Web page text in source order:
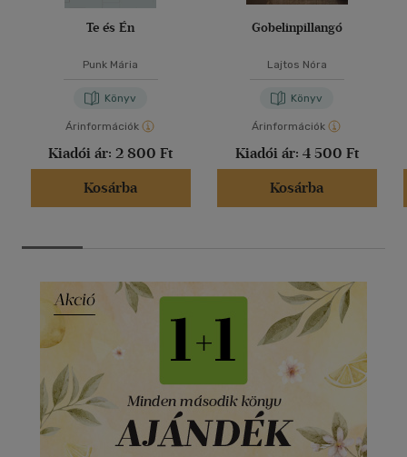
Te és Én
Punk Mária
Könyv
Árinformációk
Kiadói ár: 2 800 Ft
Kosárba
Gobelinpillangó
Lajtos Nóra
Könyv
Árinformációk
Kiadói ár: 4 500 Ft
Kosárba